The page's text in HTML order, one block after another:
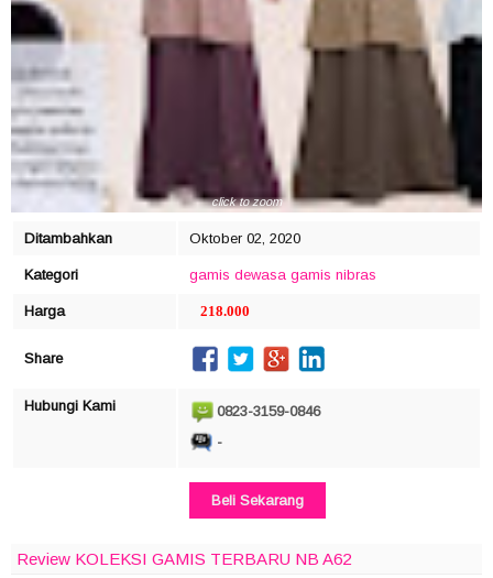
click to zoom
Ditambahkan Oktober 02, 2020
Kategori gamis dewasa gamis nibras
Harga 218.000
Share
Hubungi Kami
0823-3159-0846
-
Beli Sekarang
Review KOLEKSI GAMIS TERBARU NB A62